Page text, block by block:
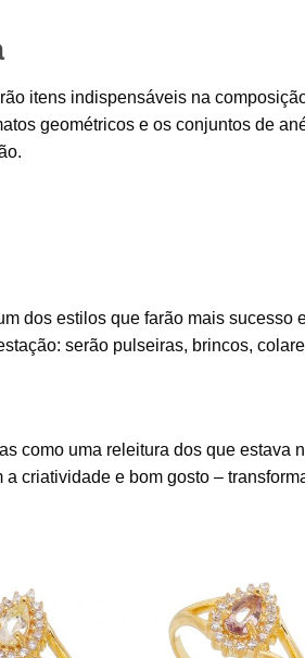
itens indispensáveis na
geométricos e os conjuntos de
dos estilos que farão mais sucesso
serão pulseiras, brincos,
como uma releitura dos que estava
criatividade e bom gosto –
ou anel
citrino
Anel pinky finger ou